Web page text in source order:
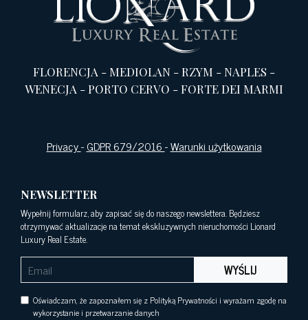
FLORENCJA -MEDIOLAN -RZYM -NAPLES -
WENECJA -PORTO CERVO -FORTE DEI MARMI
Privacy-GDPR 679/2016-Warunki użytkowania
NEWSLETTER
Wypełnij formularz, aby zapisać się do naszego newslettera. Będziesz
otrzymywać aktualizacje na temat ekskluzywnych nieruchomości Lionard
Luxury Real Estate.
WYŚLIJ
Oświadczam, że zapoznałem się z Polityką Prywatności i wyrażam zgodę na
wykorzystanie i przetwarzanie danych